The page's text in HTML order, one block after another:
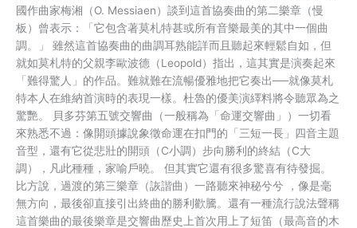
國作曲家梅湘（O. Messiaen）談到這首協奏曲的第二樂章（慢
板）曾表示：「它包含著莫札特甚或所有音樂最美的其中一個曲
調。」 雖然這首協奏曲的曲調耳熟能詳而且聽起來輕鬆自如，但
就如莫札特的父親李歐波德（Leopold）指出，這其實是演奏起來
「難得驚人」的作品。難就難在流暢優雅地把它奏出──就像莫札
特本人在維納首演時的表現一樣。杜魯的優美演繹料將令聽眾為之
驚艷。 貝多芬第五號交響曲（一般稱為「命運交響曲」）一切看
來熟悉不過：像開頭據說象徵命運在扣門的「三短一長」四音主題
音型，還有它從悲壯的開頭（C小調）步向勝利的終結（C大
調），凡此種種，家喻戶曉。 但其實它還有很多驚喜有待發掘。
比方說，過渡的第三樂章（詼諧曲）一路聽來神秘兮兮 ，像是毫
無方向，最後卻直接引出終曲的勝利歡騰。還有一種流行說法聲稱
這首樂曲的最後樂章是交響曲歷史上首次用上了短笛（最高音的木